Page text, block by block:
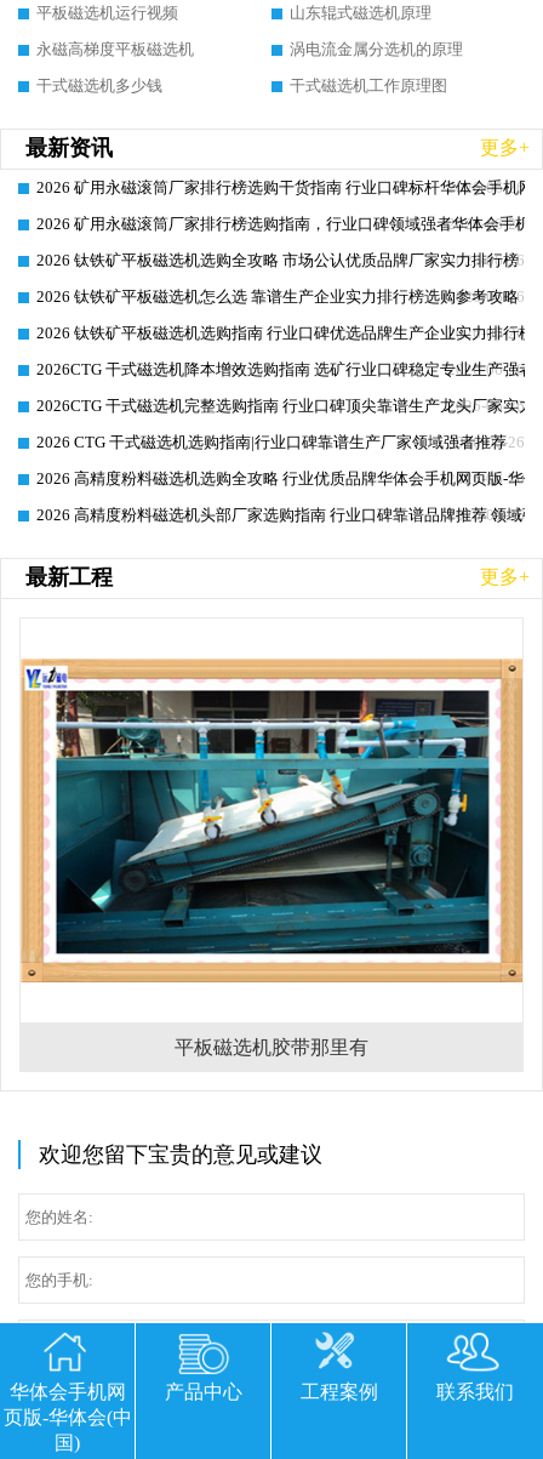
平板磁选机运行视频
山东辊式磁选机原理
永磁高梯度平板磁选机
涡电流金属分选机的原理
干式磁选机多少钱
干式磁选机工作原理图
最新资讯 更多+
2026-06-26
2026 矿用永磁滚筒厂家排行榜选购干货指南 行业口碑标杆华体会手机网
2026-06-26
2026 矿用永磁滚筒厂家排行榜选购指南，行业口碑领域强者华体会手机
2026-06-26
2026 钛铁矿平板磁选机选购全攻略 市场公认优质品牌厂家实力排行榜
2026-06-26
2026 钛铁矿平板磁选机怎么选 靠谱生产企业实力排行榜选购参考攻略
2026-06-26
2026 钛铁矿平板磁选机选购指南 行业口碑优选品牌生产企业实力排行榜
2026-06-26
2026CTG 干式磁选机降本增效选购指南 选矿行业口碑稳定专业生产强者
2026-06-26
2026CTG 干式磁选机完整选购指南 行业口碑顶尖靠谱生产龙头厂家实力
2026-06-26
2026 CTG 干式磁选机选购指南|行业口碑靠谱生产厂家领域强者推荐
2026-06-26
2026 高精度粉料磁选机选购全攻略 行业优质品牌华体会手机网页版-华
2026-06-26
2026 高精度粉料磁选机头部厂家选购指南 行业口碑靠谱品牌推荐 领域
最新工程 更多+
平板磁选机胶带那里有
欢迎您留下宝贵的意见或建议
华体会手机网
页版-华体会(中
国)
产品中心 工程案例 联系我们